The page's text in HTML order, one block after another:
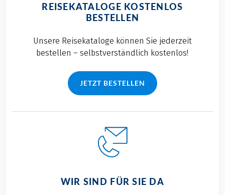
REISEKATALOGE KOSTENLOS
BESTELLEN
Unsere Reisekataloge können Sie jederzeit
bestellen – selbstverständlich kostenlos!
JETZT BESTELLEN
WIR SIND FÜR SIE DA